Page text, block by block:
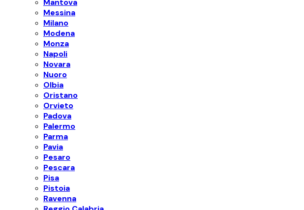
Mantova
Messina
Milano
Modena
Monza
Napoli
Novara
Nuoro
Olbia
Oristano
Orvieto
Padova
Palermo
Parma
Pavia
Pesaro
Pescara
Pisa
Pistoia
Ravenna